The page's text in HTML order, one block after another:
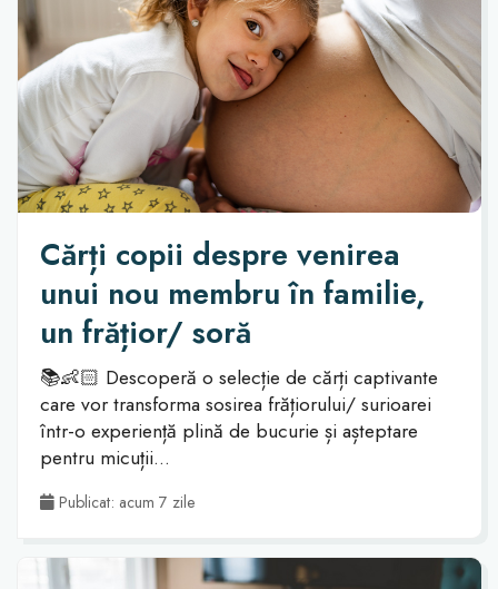
Cărți copii despre venirea
unui nou membru în familie,
un frățior/ soră
📚👶🏻 Descoperă o selecție de cărți captivante
care vor transforma sosirea frățiorului/ surioarei
într-o experiență plină de bucurie și așteptare
pentru micuții...
Publicat: acum 7 zile